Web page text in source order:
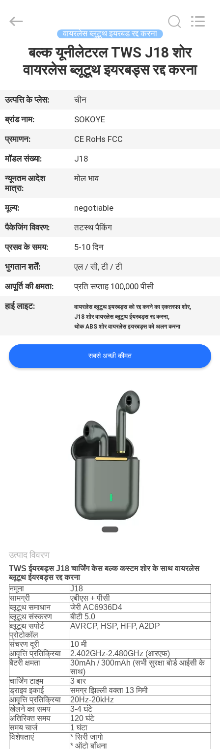
हमारे
बारे
कारखाना
गुणवत्ता
नियंत्रण
संपर्क
करें
मामलों
Electronic
Co.,Ltd.
वायरलेस ब्लूटूथ इयरबड रद्द करना
बल्क यूनीलेटरल TWS J18 शोर
वायरलेस ब्लूटूथ इयरबड्स रद्द करना
उत्पत्ति के प्लेस:
चीन
ब्रांड नाम:
SOKOYE
प्रमाणन:
CE RoHs FCC
मॉडल संख्या:
J18
न्यूनतम आदेश
मात्रा:
मोल भाव
मूल्य:
negotiable
पैकेजिंग विवरण:
तटस्थ पैकिंग
प्रसव के समय:
5-10 दिन
भुगतान शर्तें:
एल / सी, टी / टी
आपूर्ति की क्षमता:
प्रति सप्ताह 100,000 पीसी
हाई लाइट:
वायरलेस ब्लूटूथ इयरबड्स को रद्द करने का एकतरफा शोर,
J18 शोर वायरलेस ब्लूटूथ ईयरबड्स रद्द करना,
थोक ABS शोर वायरलेस इयरबड्स को अलग करना
सबसे अच्छी कीमत
उत्पाद विवरण
TWS ईयरबड्स J18 चार्जिंग केस बल्क कस्टम शोर के साथ वायरलेस
ब्लूटूथ ईयरबड्स रद्द करना
नमूना
J18
सामग्री
एबीएस + पीसी
ब्लूटूथ समाधान
जेरी AC6936D4
ब्लूटूथ संस्करण
बीटी 5.0
ब्लूटूथ सपोर्ट
प्रोटोकॉल
AVRCP, HSP, HFP, A2DP
संचरण दूरी
10 मी
आवृत्ति प्रतिक्रिया
2.402GHz-2.480GHz (आरएफ)
बैटरी क्षमता
30mAh / 300mAh (सभी सुरक्षा बोर्ड आईसी के
साथ)
चार्जिंग टाइम
3 बार
ड्राइव इकाई
समग्र झिल्ली वक्ता 13 मिमी
आवृत्ति प्रतिक्रिया
20Hz-20kHz
खेलने का समय
3-4 घंटे
अतिरिक्त समय
120 घंटे
समय चार्ज
1 घंटा
विशेषताएं
* सिरी जागो
* ऑटो बाँधना